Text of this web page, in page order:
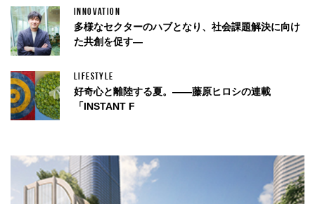
INNOVATION
多様なセクターのハブとなり、社会課題解決に向け
た共創を促す—
LIFESTYLE
好奇心と離陸する夏。——藤原ヒロシの連載
「INSTANT F